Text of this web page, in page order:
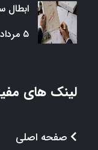
ابطال
۵ مرداد ۱۴۰۵
لینک های
صفحه اصلی